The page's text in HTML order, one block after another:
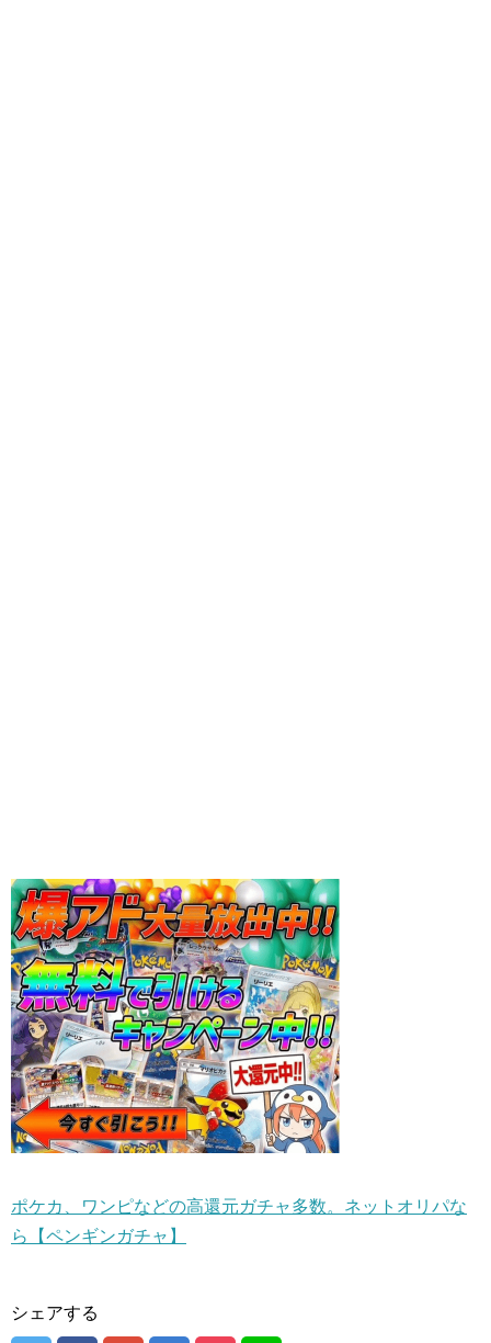
ポケカ、ワンピなどの高還元ガチャ多数。ネットオリパな
ら【ペンギンガチャ】
シェアする